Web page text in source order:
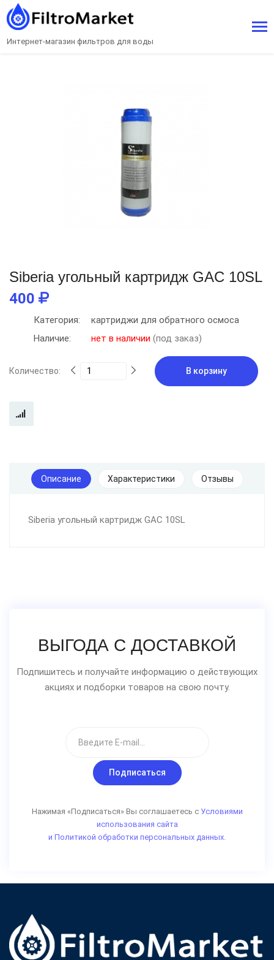
Интернет-магазин фильтров для воды
Siberia угольный картридж GAC 10SL
400
Категория:
картриджи для обратного осмоса
Наличие:
нет в наличии (под заказ)
Количество: В корзину
Описание Характеристики Отзывы
Siberia угольный картридж GAC 10SL
ВЫГОДА С ДОСТАВКОЙ
Подпишитесь и получайте информацию о действующих
акциях и подборки товаров на свою почту.
Подписаться
Нажимая «Подписаться» Вы соглашаетесь с Условиями
использования сайта
и Политикой обработки персональных данных.